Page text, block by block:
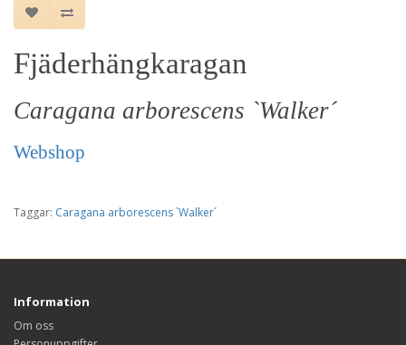
Fjäderhängkaragan
Caragana arborescens `Walker´
Webshop
Taggar: Caragana arborescens `Walker´
Information
Om oss